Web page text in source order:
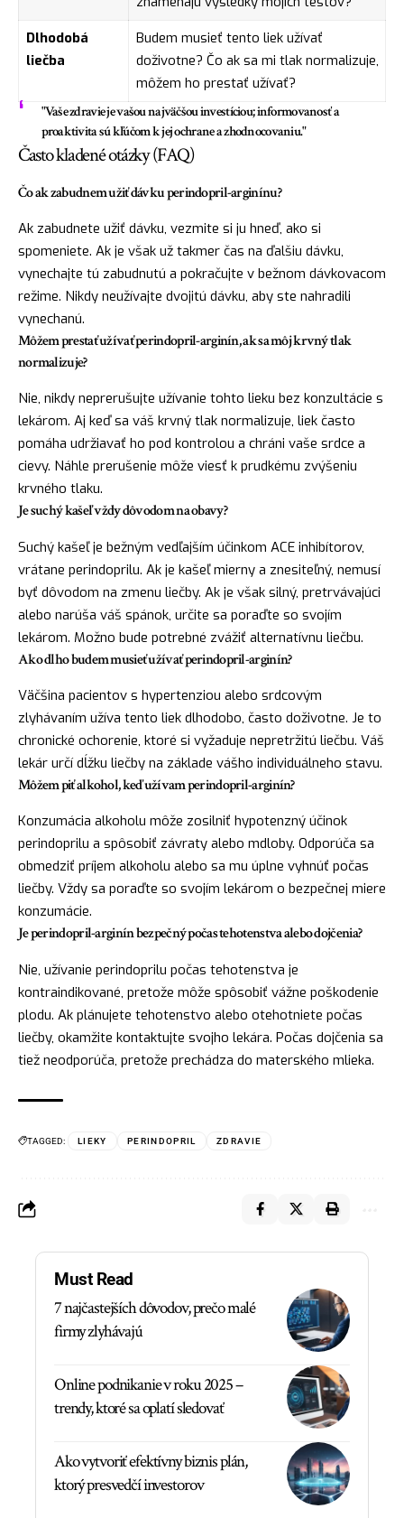
Dlhodobá
liečba
Budem musieť tento liek užívať
doživotne? Čo ak sa mi tlak normalizuje,
môžem ho prestať užívať?
"Vaše zdravie je vašou najväčšou investíciou; informovanosť a
proaktivita sú kľúčom k jej ochrane a zhodnocovaniu."
Často kladené otázky (FAQ)
Čo ak zabudnem užiť dávku perindopril-arginínu?
Ak zabudnete užiť dávku, vezmite si ju hneď, ako si
spomeniete. Ak je však už takmer čas na ďalšiu dávku,
vynechajte tú zabudnutú a pokračujte v bežnom dávkovacom
režime. Nikdy neužívajte dvojitú dávku, aby ste nahradili
vynechanú.
Môžem prestať užívať perindopril-arginín, ak sa môj krvný tlak
normalizuje?
Nie, nikdy neprerušujte užívanie tohto lieku bez konzultácie s
lekárom. Aj keď sa váš krvný tlak normalizuje, liek často
pomáha udržiavať ho pod kontrolou a chráni vaše srdce a
cievy. Náhle prerušenie môže viesť k prudkému zvýšeniu
krvného tlaku.
Je suchý kašeľ vždy dôvodom na obavy?
Suchý kašeľ je bežným vedľajším účinkom ACE inhibítorov,
vrátane perindoprilu. Ak je kašeľ mierny a znesiteľný, nemusí
byť dôvodom na zmenu liečby. Ak je však silný, pretrvávajúci
alebo narúša váš spánok, určite sa poraďte so svojím
lekárom. Možno bude potrebné zvážiť alternatívnu liečbu.
Ako dlho budem musieť užívať perindopril-arginín?
Väčšina pacientov s hypertenziou alebo srdcovým
zlyhávaním užíva tento liek dlhodobo, často doživotne. Je to
chronické ochorenie, ktoré si vyžaduje nepretržitú liečbu. Váš
lekár určí dĺžku liečby na základe vášho individuálneho stavu.
Môžem piť alkohol, keď užívam perindopril-arginín?
Konzumácia alkoholu môže zosilniť hypotenzný účinok
perindoprilu a spôsobiť závraty alebo mdloby. Odporúča sa
obmedziť príjem alkoholu alebo sa mu úplne vyhnúť počas
liečby. Vždy sa poraďte so svojím lekárom o bezpečnej miere
konzumácie.
Je perindopril-arginín bezpečný počas tehotenstva alebo dojčenia?
Nie, užívanie perindoprilu počas tehotenstva je
kontraindikované, pretože môže spôsobiť vážne poškodenie
plodu. Ak plánujete tehotenstvo alebo otehotniete počas
liečby, okamžite kontaktujte svojho lekára. Počas dojčenia sa
tiež neodporúča, pretože prechádza do materského mlieka.
TAGGED: LIEKY PERINDOPRIL ZDRAVIE
Must Read
7 najčastejších dôvodov, prečo malé
firmy zlyhávajú
Online podnikanie v roku 2025 –
trendy, ktoré sa oplatí sledovať
Ako vytvoriť efektívny biznis plán,
ktorý presvedčí investorov